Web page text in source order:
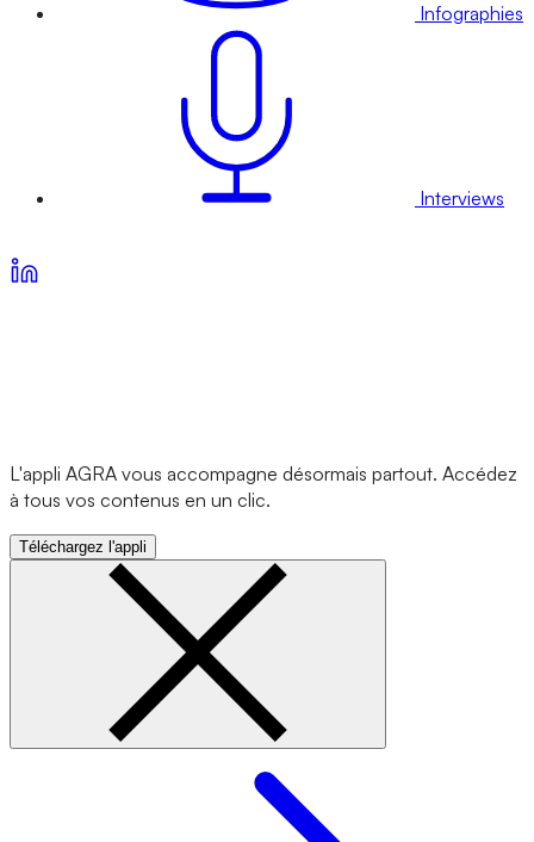
Infographies
Interviews
L'appli AGRA vous accompagne désormais partout. Accédez
à tous vos contenus en un clic.
Téléchargez l'appli